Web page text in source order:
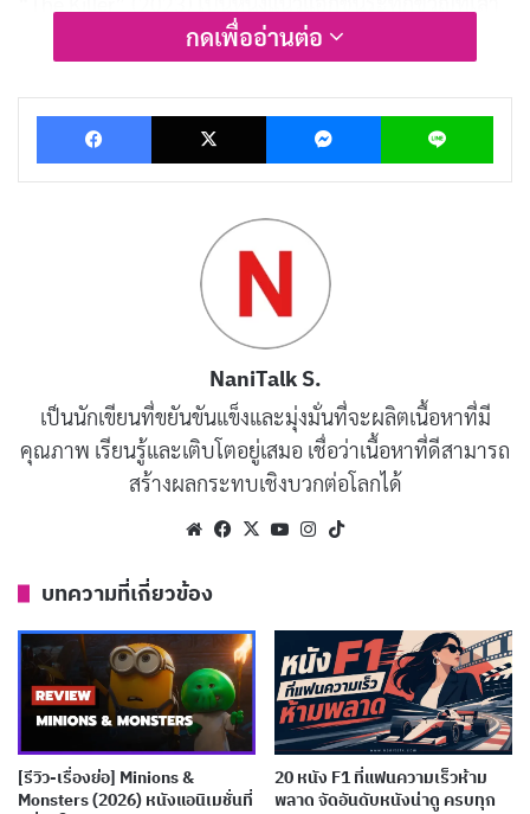
เรื่องราวของนักฆ่ามืออาชีพผู้เยือกเย็นและมีความแม่นยำ
และ “ยึดมั่นในแผน” แต่เมื่อภารกิจหนึ่งผิดพลาดอย่างร้าย
แรง เขากลับต้องเผชิญกับการล่าล้างแค้นที่พัวพันกับ
นายจ้างของเขาเอง รวมถึงการต่อสู้กับความเปราะบางใน
หลังจากการลอบสังหารที่ผิดพลาด นักฆ่าต้องหลบหนีและ
เริ่มต้นการเดินทางข้ามประเทศเพื่อตามล่าผู้ที่อยู่เบื้องหลัง
และการทรยศ ในขณะที่เขาพยายามจัดการกับอดีตและ
สร้างความยุติธรรมให้กับตัวเอง เรื่องราวนำเสนอภาพ
ลักษณ์ของชายผู้ไร้ซึ่งศีลธรรมและพร้อมทำทุกอย่างเพื่อ
บทความที่เกี่ยวข้อง
[รีวิว-เรื่องย่อ] The Insipid Prince (2026) อนิเมะ
เจ้าชายจอมซ่อนเกมชิงบัลลังก์
เผยแพร่เมื่อ: 4 สัปดาห์ ที่ผ่านมา
[รีวิว-เรื่องย่อ] The Ogre’s Bride (2026) อนิเมะโร
แมนติกของเจ้าสาวผู้ถูกมองข้าม
กดเพื่ออ่านต่อ
Facebook X Messenger Line
NaniTalk S.
เป็นนักเขียนที่ขยันขันแข็งและมุ่งมั่นที่จะผลิตเนื้อหาที่มี
คุณภาพ เรียนรู้และเติบโตอยู่เสมอ เชื่อว่าเนื้อหาที่ดีสามารถ
สร้างผลกระทบเชิงบวกต่อโลกได้
WebsiteFacebook
X YouTubeInstagram
บทความที่เกี่ยวข้อง
[รีวิว-เรื่องย่อ] Minions &
Monsters (2026) หนังแอนิเมชั่นที่
20 หนัง F1 ที่แฟนความเร็วห้าม
พลาด จัดอันดับหนังน่าดู ครบทุก